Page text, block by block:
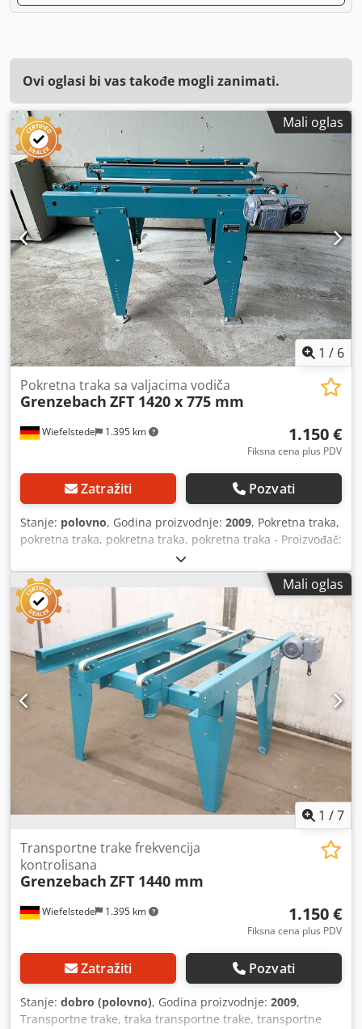
Ovi oglasi bi vas takođe mogli zanimati.
Mali oglas
1 / 6
Wiefelstede 1.395 km
Pokretna traka sa valjacima vodiča
Grenzebach ZFT 1420 x 775 mm
1.150 €
Fiksna cena plus PDV
Zatražiti Pozvati
Stanje: polovno, Godina proizvodnje: 2009, Pokretna traka,
pokretna traka, pokretna traka, pokretna traka - Proizvođač:
Grenzebach, pokretna traka pokretne trake tipa ZFT sa
valjacima vodiča -Brzina: m/min -Dužina pokretne trake:
1420 mm -Razmak između kaiša: 500 mm -Roler razmak:
775 mm, podesivo pogledajte fotografije -Drive: SEW-
Eurodrive 0.25 kW 1380/35 rpm -Dimenzije:
1520/1350/H1080 mm -Težina: 167 kg Cjdpfetrhnnjx
Ahmjha
Mali oglas
1 /7
Wiefelstede 1.395 km
Transportne trake frekvencija
kontrolisana
Grenzebach ZFT 1440 mm
1.150 €
Fiksna cena plus PDV
Zatražiti Pozvati
Stanje: dobro (polovno), Godina proizvodnje: 2009,
Transportne trake, traka transportne trake, transportne